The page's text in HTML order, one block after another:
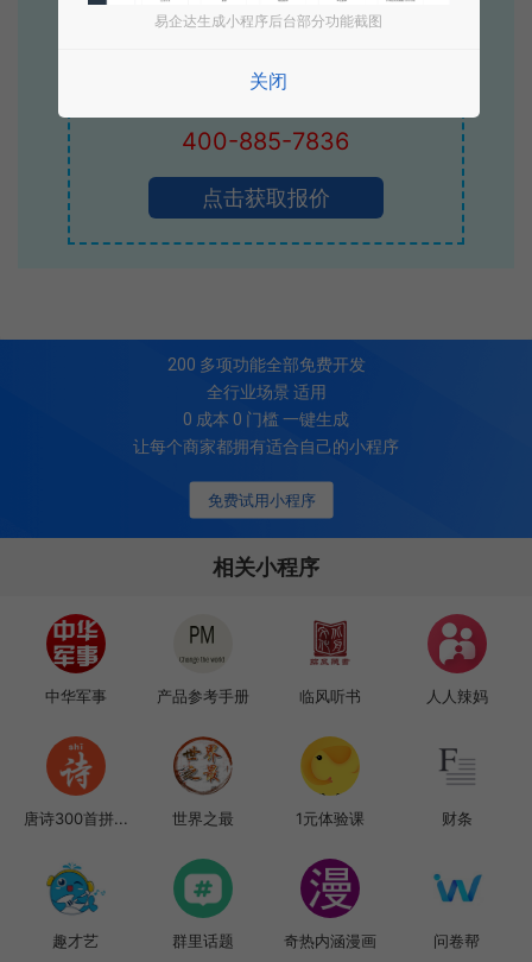
易企达10年行业沉淀！
400-885-7836
点击获取报价
免费试用小程序
200 多项功能全部免费开发
全行业场景 适用
0 成本 0 门槛 一键生成
让每个商家都拥有适合自己的小程序
相关小程序
中华军事 产品参考手册 临风听书 人人辣妈
唐诗300首拼... 世界之最 1元体验课 财条
趣才艺 群里话题 奇热内涵漫画 问卷帮
易企达生成小程序后台部分功能截图
关闭